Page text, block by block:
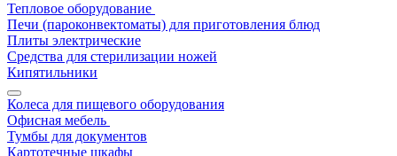
Тепловое оборудование
Печи (пароконвектоматы) для приготовления блюд
Плиты электрические
Средства для стерилизации ножей
Кипятильники
Колеса для пищевого оборудования
Офисная мебель
Тумбы для документов
Картотечные шкафы